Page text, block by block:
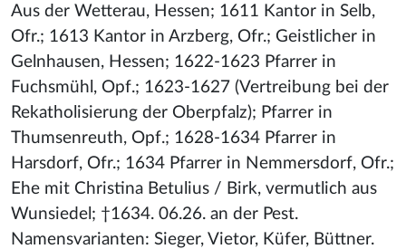
Aus der Wetterau, Hessen; 1611 Kantor in Selb,
Ofr.; 1613 Kantor in Arzberg, Ofr.; Geistlicher in
Gelnhausen, Hessen; 1622-1623 Pfarrer in
Fuchsmühl, Opf.; 1623-1627 (Vertreibung bei der
Rekatholisierung der Oberpfalz); Pfarrer in
Thumsenreuth, Opf.; 1628-1634 Pfarrer in
Harsdorf, Ofr.; 1634 Pfarrer in Nemmersdorf, Ofr.;
Ehe mit Christina Betulius / Birk, vermutlich aus
Wunsiedel; †1634. 06.26. an der Pest.
Namensvarianten: Sieger, Vietor, Küfer, Büttner.